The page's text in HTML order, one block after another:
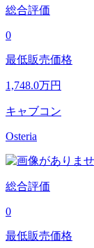
総合評価
0
最低販売価格
1,748.0万円
キャブコン
Osteria
総合評価
0
最低販売価格